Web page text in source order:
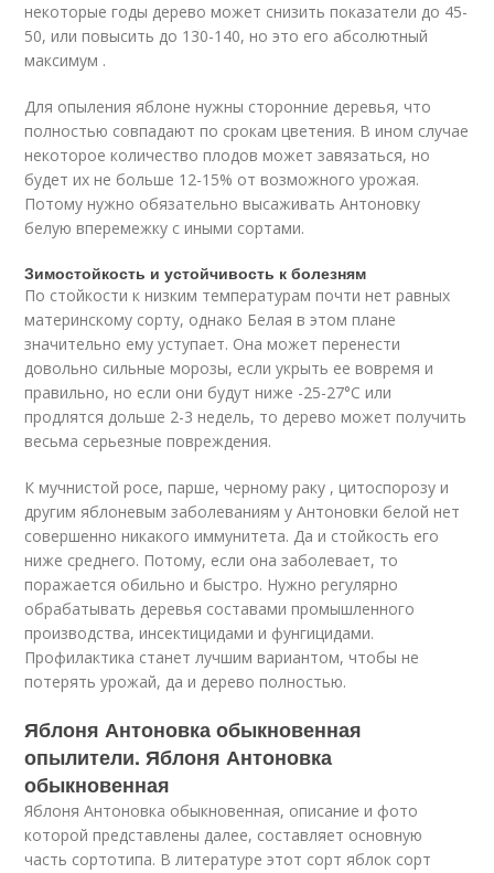
некоторые годы дерево может снизить показатели до 45-
50, или повысить до 130-140, но это его абсолютный
максимум .
Для опыления яблоне нужны сторонние деревья, что
полностью совпадают по срокам цветения. В ином случае
некоторое количество плодов может завязаться, но
будет их не больше 12-15% от возможного урожая.
Потому нужно обязательно высаживать Антоновку
белую вперемежку с иными сортами.
Зимостойкость и устойчивость к болезням
По стойкости к низким температурам почти нет равных
материнскому сорту, однако Белая в этом плане
значительно ему уступает. Она может перенести
довольно сильные морозы, если укрыть ее вовремя и
правильно, но если они будут ниже -25-27°С или
продлятся дольше 2-3 недель, то дерево может получить
весьма серьезные повреждения.
К мучнистой росе, парше, черному раку , цитоспорозу и
другим яблоневым заболеваниям у Антоновки белой нет
совершенно никакого иммунитета. Да и стойкость его
ниже среднего. Потому, если она заболевает, то
поражается обильно и быстро. Нужно регулярно
обрабатывать деревья составами промышленного
производства, инсектицидами и фунгицидами.
Профилактика станет лучшим вариантом, чтобы не
потерять урожай, да и дерево полностью.
Яблоня Антоновка обыкновенная
опылители. Яблоня Антоновка
обыкновенная
Яблоня Антоновка обыкновенная, описание и фото
которой представлены далее, составляет основную
часть сортотипа. В литературе этот сорт яблок сорт